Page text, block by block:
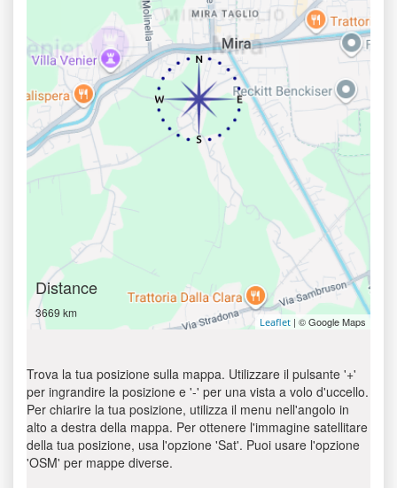
Distance
3669 km
Leaflet | © Google Maps
Trova la tua posizione sulla mappa. Utilizzare il pulsante '+'
per ingrandire la posizione e '-' per una vista a volo d'uccello.
Per chiarire la tua posizione, utilizza il menu nell'angolo in
alto a destra della mappa. Per ottenere l'immagine satellitare
della tua posizione, usa l'opzione 'Sat'. Puoi usare l'opzione
'OSM' per mappe diverse.